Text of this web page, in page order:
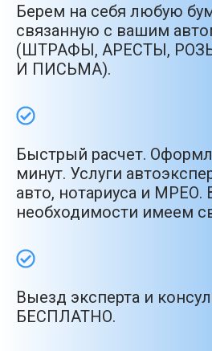
Берем на себя любую
связанную с вашим
(ШТРАФЫ, АРЕСТЫ,
И ПИСЬМА).
Быстрый расчет.
минут. Услуги
авто, нотариуса и МРЕО.
необходимости имеем
Выезд эксперта и
БЕСПЛАТНО.